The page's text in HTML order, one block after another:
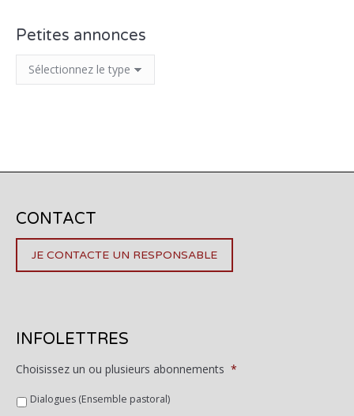
Petites annonces
CONTACT
JE CONTACTE UN RESPONSABLE
INFOLETTRES
Choisissez un ou plusieurs abonnements *
Dialogues (Ensemble pastoral)